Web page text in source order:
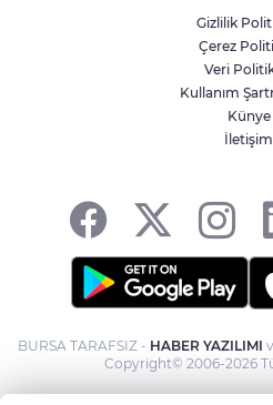
Gizlilik
Çerez
Veri
Kullanım
Künye
İletişim
BURSA TARAFSIZ - HABER YAZILIMI
Copyright© 2006-2026